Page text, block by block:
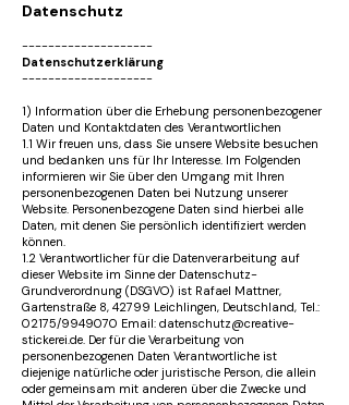
Datenschutz
--------------------
Datenschutzerklärung
--------------------
1) Information über die Erhebung personenbezogener
Daten und Kontaktdaten des Verantwortlichen
1.1 Wir freuen uns, dass Sie unsere Website besuchen
und bedanken uns für Ihr Interesse. Im Folgenden
informieren wir Sie über den Umgang mit Ihren
personenbezogenen Daten bei Nutzung unserer
Website. Personenbezogene Daten sind hierbei alle
Daten, mit denen Sie persönlich identifiziert werden
können.
1.2 Verantwortlicher für die Datenverarbeitung auf
dieser Website im Sinne der Datenschutz-
Grundverordnung (DSGVO) ist Rafael Mattner,
Gartenstraße 8, 42799 Leichlingen, Deutschland, Tel.:
02175/9949070 Email: datenschutz@creative-
stickerei.de. Der für die Verarbeitung von
personenbezogenen Daten Verantwortliche ist
diejenige natürliche oder juristische Person, die allein
oder gemeinsam mit anderen über die Zwecke und